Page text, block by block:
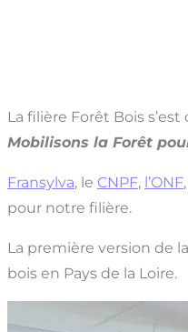
La filière Forêt Bois
Mobilisons la Forêt
Fransylva, le CNPF, l’ONF
pour notre filière.
La première version de
bois en Pays de la Loire.